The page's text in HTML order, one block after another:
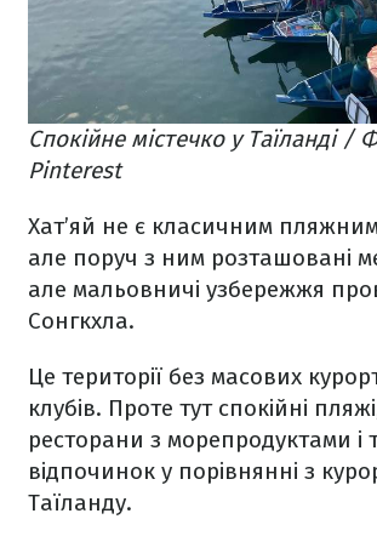
Спокійне містечко у Таїланді /
Pinterest
Хат’яй не є класичним
але поруч з ним розташовані
але мальовничі узбережжя
Сонгкхла.
Це території без масових
клубів. Проте тут спокійні
ресторани з морепродуктами і
відпочинок у порівнянні з
Таїланду.